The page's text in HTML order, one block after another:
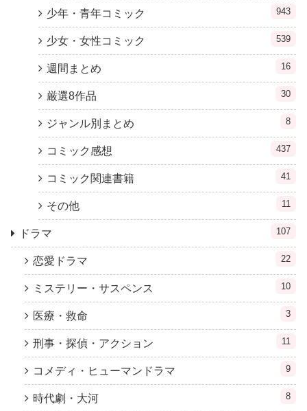
少年・青年コミック 943
少女・女性コミック 539
週間まとめ 16
厳選8作品 30
ジャンル別まとめ 8
コミック感想 437
コミック関連書籍 41
その他 11
ドラマ 107
恋愛ドラマ 22
ミステリー・サスペンス 10
医療・救命 3
刑事・探偵・アクション 11
コメディ・ヒューマンドラマ 9
時代劇・大河 8